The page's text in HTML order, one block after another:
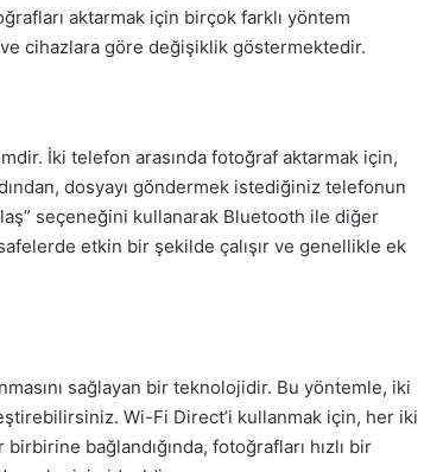
aktarmak için birçok farklı yöntem
ve cihazlara göre değişiklik göstermektedir.
İki telefon arasında fotoğraf aktarmak için,
dosyayı göndermek istediğiniz telefonun
seçeneğini kullanarak Bluetooth ile diğer
etkin bir şekilde çalışır ve genellikle ek
sağlayan bir teknolojidir. Bu yöntemle, iki
Wi-Fi Direct’i kullanmak için, her iki
bağlandığında, fotoğrafları hızlı bir